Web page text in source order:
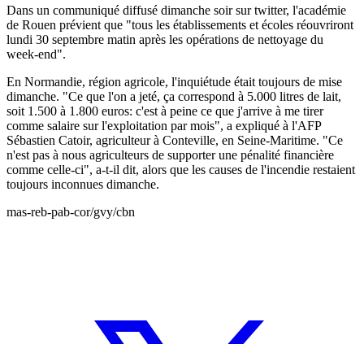
Dans un communiqué diffusé dimanche soir sur twitter, l'académie
de Rouen prévient que "tous les établissements et écoles réouvriront
lundi 30 septembre matin après les opérations de nettoyage du
week-end".
En Normandie, région agricole, l'inquiétude était toujours de mise
dimanche. "Ce que l'on a jeté, ça correspond à 5.000 litres de lait,
soit 1.500 à 1.800 euros: c'est à peine ce que j'arrive à me tirer
comme salaire sur l'exploitation par mois", a expliqué à l'AFP
Sébastien Catoir, agriculteur à Conteville, en Seine-Maritime. "Ce
n'est pas à nous agriculteurs de supporter une pénalité financière
comme celle-ci", a-t-il dit, alors que les causes de l'incendie restaient
toujours inconnues dimanche.
mas-reb-pab-cor/gvy/cbn